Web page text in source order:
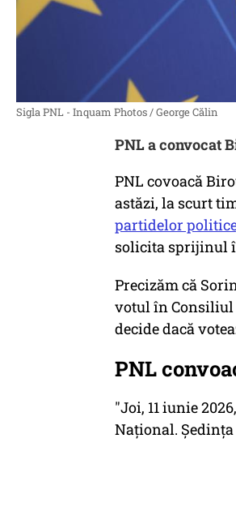
Sigla PNL - Inquam Photos / George Călin
PNL a convocat
PNL covoacă
astăzi, la scurt
partidelor
solicita sprijinul
Precizăm că
votul în Consiliul
decide dacă
PNL
"Joi, 11 iunie
Național.